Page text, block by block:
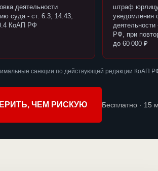
деятельности
суда - ст. 6.3, 14.43,
КоАП РФ
штраф
уведомления
РФ, при
до 60 000 ₽
санкции по действующей редакции КоАП
ЧЕМ РИСКУЮ Бесплатно · 15